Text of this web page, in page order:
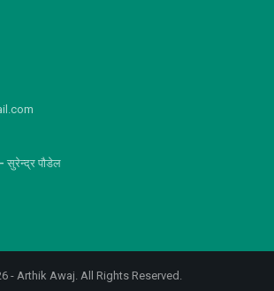
सुरेन्द्र पौडेल
- Arthik Awaj. All Rights Reserved.